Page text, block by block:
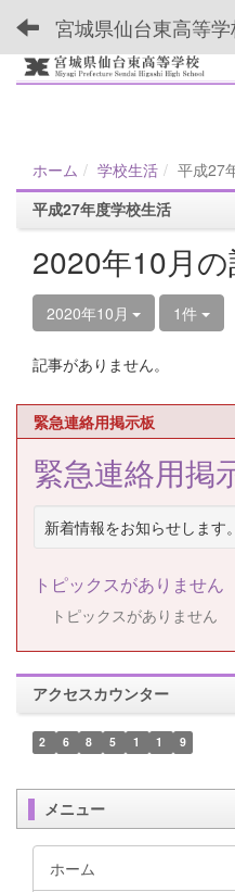
宮城県仙台東高等学
ホーム 学校生活
平成27
平成27年度学校生活
2020年10月
2020年10月 1件
記事がありません。
緊急連絡用掲示板
緊急連絡用掲
新着情報をお知らせします。
トピックスがありません
トピックスがありません
アクセスカウンター
2 6 8 5 1 1 9
メニュー
ホーム